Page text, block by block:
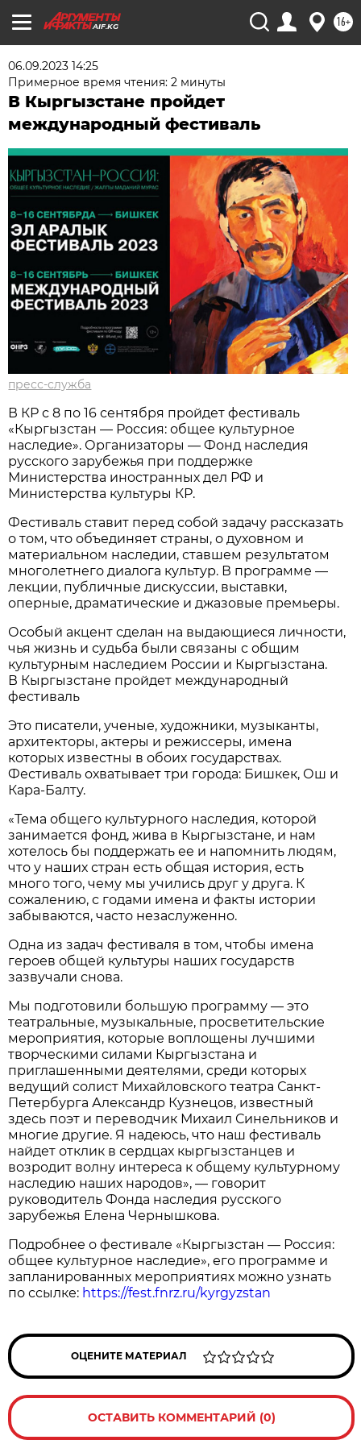
AIF.KG 16+
06.09.2023 14:25
Примерное время чтения: 2 минуты
В Кыргызстане пройдет
международный фестиваль
пресс-служба
В КР с 8 по 16 сентября пройдет фестиваль
«Кыргызстан — Россия: общее культурное
наследие». Организаторы — Фонд наследия
русского зарубежья при поддержке
Министерства иностранных дел РФ и
Министерства культуры КР.
Фестиваль ставит перед собой задачу рассказать
о том, что объединяет страны, о духовном и
материальном наследии, ставшем результатом
многолетнего диалога культур. В программе —
лекции, публичные дискуссии, выставки,
оперные, драматические и джазовые премьеры.
Особый акцент сделан на выдающиеся личности,
чья жизнь и судьба были связаны с общим
культурным наследием России и Кыргызстана.
В Кыргызстане пройдет международный
фестиваль
Это писатели, ученые, художники, музыканты,
архитекторы, актеры и режиссеры, имена
которых известны в обоих государствах.
Фестиваль охватывает три города: Бишкек, Ош и
Кара-Балту.
«Тема общего культурного наследия, которой
занимается фонд, жива в Кыргызстане, и нам
хотелось бы поддержать ее и напомнить людям,
что у наших стран есть общая история, есть
много того, чему мы учились друг у друга. К
сожалению, с годами имена и факты истории
забываются, часто незаслуженно.
Одна из задач фестиваля в том, чтобы имена
героев общей культуры наших государств
зазвучали снова.
Мы подготовили большую программу — это
театральные, музыкальные, просветительские
мероприятия, которые воплощены лучшими
творческими силами Кыргызстана и
приглашенными деятелями, среди которых
ведущий солист Михайловского театра Санкт-
Петербурга Александр Кузнецов, известный
здесь поэт и переводчик Михаил Синельников и
многие другие. Я надеюсь, что наш фестиваль
найдет отклик в сердцах кыргызстанцев и
возродит волну интереса к общему культурному
наследию наших народов», — говорит
руководитель Фонда наследия русского
зарубежья Елена Чернышкова.
Подробнее о фестивале «Кыргызстан — Россия:
общее культурное наследие», его программе и
запланированных мероприятиях можно узнать
по ссылке: https://fest.fnrz.ru/kyrgyzstan
ОЦЕНИТЕ МАТЕРИАЛ
ОСТАВИТЬ КОММЕНТАРИЙ (0)